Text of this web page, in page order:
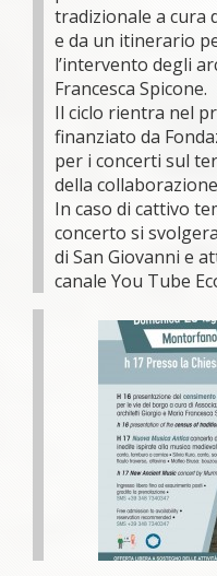
tradizionale a cura
e da un itinerario
l’intervento degli
Francesca Spicone.
Il ciclo rientra nel
finanziato da
per i concerti sul
della
In caso di cattivo
concerto si
di San Giovanni e
canale You Tube